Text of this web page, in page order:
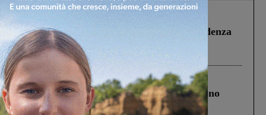
Figline Incisa Valdarno 1 Agosto 2026
Piscina di Figline finanziata oltre la scadenza
Pnrr, il gruppo di Fratelli d’Italia: “Un
ringraziamento al Governo”
Cronaca 4 Agosto 2026
Un anno fa la strage in A1 in cui morirono
Gianni, Giulia e Franco. Lo schianto, il